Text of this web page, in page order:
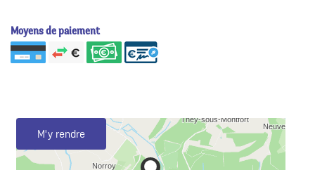
Moyens de paiement
M'y rendre